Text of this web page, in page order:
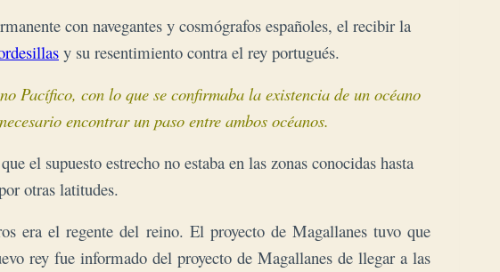
con navegantes y cosmógrafos españoles, el recibir la
y su resentimiento contra el rey portugués.
Pacífico, con lo que se confirmaba la existencia de un océano
encontrar un paso entre ambos océanos.
el supuesto estrecho no estaba en las zonas conocidas hasta
otras latitudes.
era el regente del reino. El proyecto de Magallanes tuvo que
rey fue informado del proyecto de Magallanes de llegar a las